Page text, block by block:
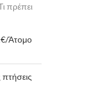
Άτομο